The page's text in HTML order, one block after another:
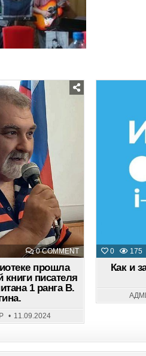
0 COMMENTON
В
МОРСКОЙ
БИБЛИОТЕКЕ
ПИСАТЕЛЯ
МАРИНИСТА,
РАНГА
В.
прошла
книги писателя
1 ранга В.
11.09.2024
0 175
Как и